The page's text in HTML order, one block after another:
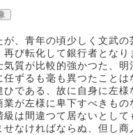
、青年の頃少しく文武
再び転化して銀行者とな
気質が比較的強かつた、
任ずるも毫も異つたこと
である、故に自身に左
業が左様に卑下すべきも
は間違つて居ないとし
なければならぬ、但し